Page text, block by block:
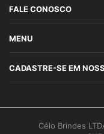
FALE CONOSCO
MENU
CADASTRE-SE EM
Célo Brindes